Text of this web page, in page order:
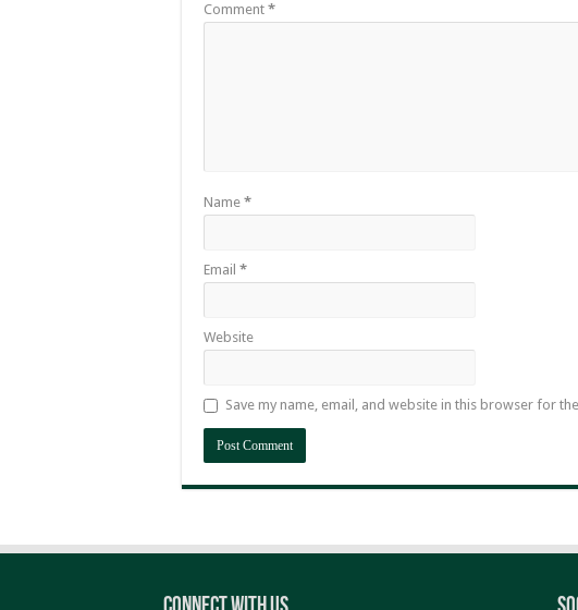
Comment *
Name *
Email *
Website
Save my name, email, and website in this browser for